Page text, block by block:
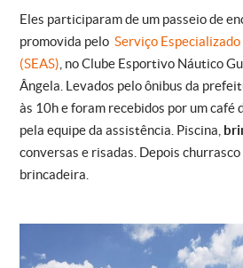
Eles participaram de um passeio de
promovida pelo Serviço
(SEAS) , no Clube Esportivo Náutico
Ângela. Levados pelo ônibus da
às 10h e foram recebidos por um café
pela equipe da assistência. Piscina,
conversas e risadas. Depois
brincadeira.